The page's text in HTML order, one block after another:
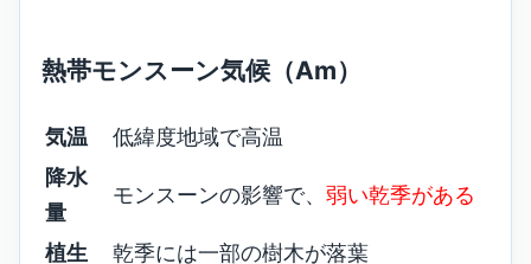
熱帯モンスーン気候（Am）
気温
低緯度地域で高温
降水
量
モンスーンの影響で、 弱い乾季がある
植生 乾季には一部の樹木が落葉